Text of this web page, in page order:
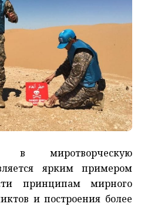
в миротворческую
ярким примером
принципам мирного
и построения более